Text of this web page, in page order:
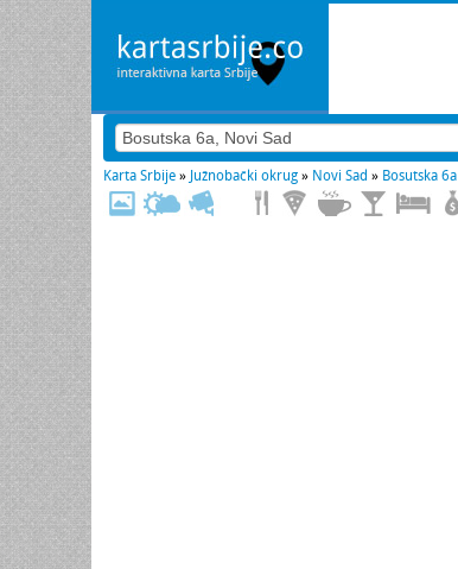
Karta Srbije » Južnobački okrug » Novi Sad » Bosutska 6a